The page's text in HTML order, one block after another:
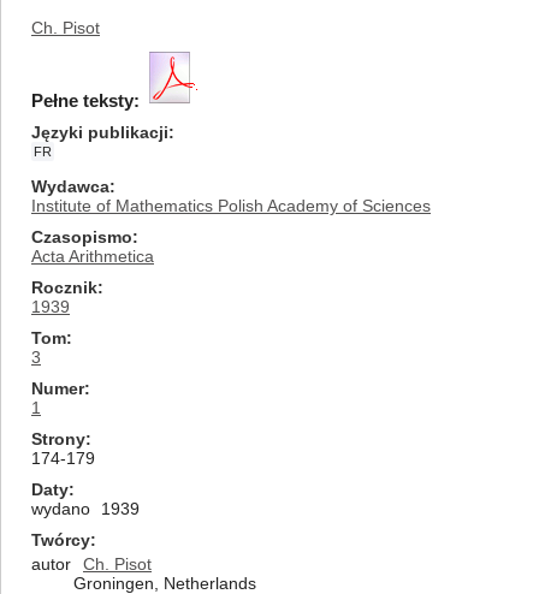
Ch. Pisot
Pełne teksty:
Języki publikacji
FR
Wydawca
Institute of Mathematics Polish Academy of Sciences
Czasopismo
Acta Arithmetica
Rocznik
1939
Tom
3
Numer
1
Strony
174-179
Daty
wydano
1939
Twórcy
autor
Ch. Pisot
Groningen, Netherlands